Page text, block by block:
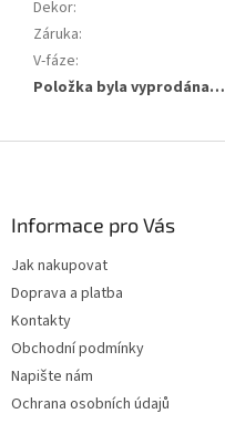
Dekor:
Záruka:
V-fáze:
Položka byla vyprodána…
Informace pro Vás
Jak nakupovat
Doprava a platba
Kontakty
Obchodní podmínky
Napište nám
Ochrana osobních údajů